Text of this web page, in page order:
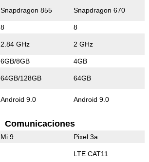
Snapdragon 855 Snapdragon 670
8 8
2.84 GHz 2 GHz
6GB/8GB 4GB
64GB/128GB 64GB
Android 9.0 Android 9.0
Comunicaciones
Mi 9 Pixel 3a
LTE CAT11